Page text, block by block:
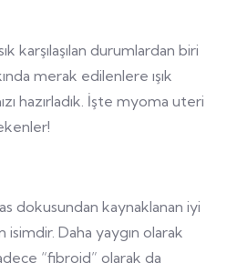
karşılaşılan durumlardan biri
merak edilenlere ışık
hazırladık. İşte myoma uteri
dokusundan kaynaklanan iyi
Daha yaygın olarak
“fibroid” olarak da